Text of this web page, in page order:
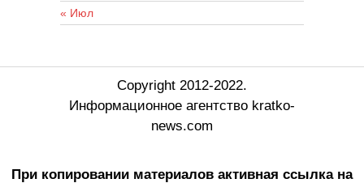
« Июл
Copyright 2012-2022.
Информационное агентство kratko-
news.com
При копировании материалов активная ссылка на